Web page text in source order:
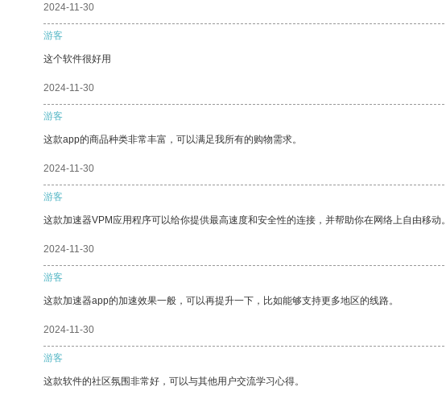
2024-11-30
游客
这个软件很好用
2024-11-30
游客
这款app的商品种类非常丰富，可以满足我所有的购物需求。
2024-11-30
游客
这款加速器VPM应用程序可以给你提供最高速度和安全性的连接，并帮助你在网络上自由移动。
2024-11-30
游客
这款加速器app的加速效果一般，可以再提升一下，比如能够支持更多地区的线路。
2024-11-30
游客
这款软件的社区氛围非常好，可以与其他用户交流学习心得。